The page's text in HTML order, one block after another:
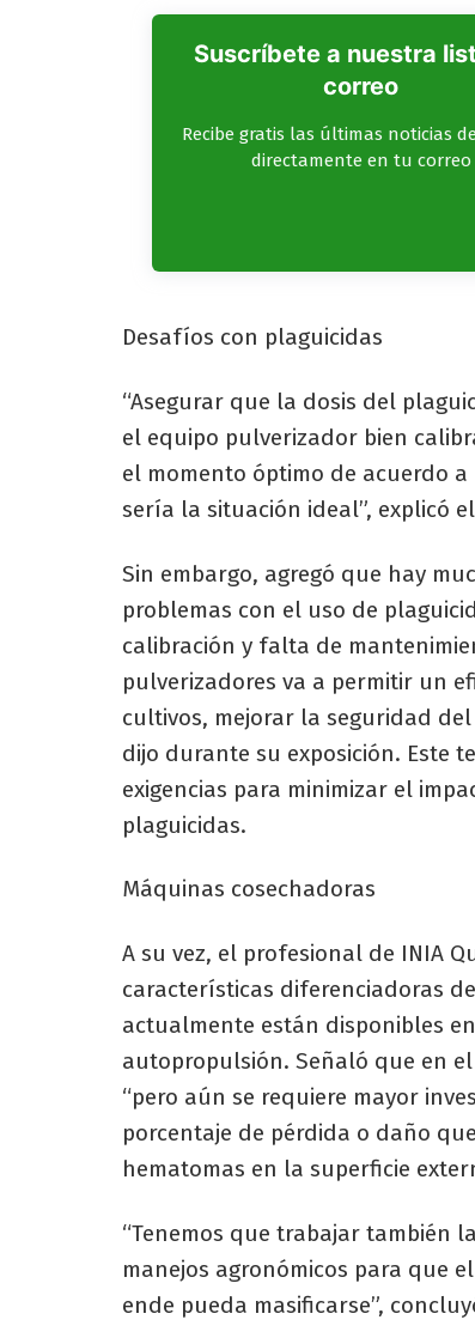
Suscríbete a nuestra
correo
Recibe gratis las últimas noticias
directamente en tu correo
Desafíos con plaguicidas
“Asegurar que la dosis del
el equipo pulverizador bien
el momento óptimo de acuerdo
sería la situación ideal”, explicó
Sin embargo, agregó que hay
problemas con el uso de
calibración y falta de
pulverizadores va a permitir un
cultivos, mejorar la seguridad
dijo durante su exposición. Este
exigencias para minimizar el
plaguicidas.
Máquinas cosechadoras
A su vez, el profesional de INIA
características diferenciadoras
actualmente están disponibles
autopropulsión. Señaló que en
“pero aún se requiere mayor
porcentaje de pérdida o daño
hematomas en la superficie
“Tenemos que trabajar también
manejos agronómicos para que
ende pueda masificarse”,